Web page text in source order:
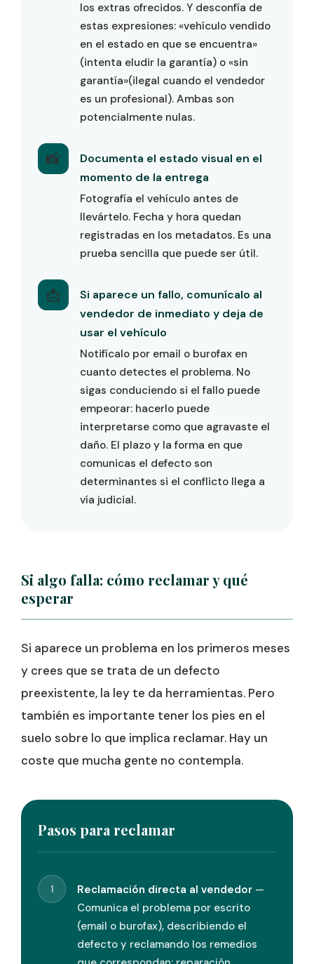
los extras ofrecidos. Y desconfía de
estas expresiones: «vehículo vendido
en el estado en que se encuentra»
(intenta eludir la garantía) o «sin
garantía»(ilegal cuando el vendedor
es un profesional). Ambas son
potencialmente nulas.
📸
Documenta el estado visual en el
momento de la entrega
Fotografía el vehículo antes de
llevártelo. Fecha y hora quedan
registradas en los metadatos. Es una
prueba sencilla que puede ser útil.
📩
Si aparece un fallo, comunícalo al
vendedor de inmediato y deja de
usar el vehículo
Notifícalo por email o burofax en
cuanto detectes el problema. No
sigas conduciendo si el fallo puede
empeorar: hacerlo puede
interpretarse como que agravaste el
daño. El plazo y la forma en que
comunicas el defecto son
determinantes si el conflicto llega a
vía judicial.
Si algo falla: cómo reclamar y qué
esperar
Si aparece un problema en los primeros meses
y crees que se trata de un defecto
preexistente, la ley te da herramientas. Pero
también es importante tener los pies en el
suelo sobre lo que implica reclamar. Hay un
coste que mucha gente no contempla.
Pasos para reclamar
1 Reclamación directa al vendedor —
Comunica el problema por escrito
(email o burofax), describiendo el
defecto y reclamando los remedios